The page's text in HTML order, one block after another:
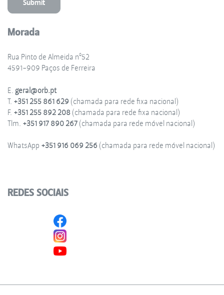
Morada
Rua Pinto de Almeida nº52
4591-909 Paços de Ferreira
E. geral@orb.pt
T. +351 255 861 629 (chamada para rede fixa nacional)
F. +351 255 892 208(chamada para rede fixa nacional)
Tlm. +351 917 890 267(chamada para rede móvel nacional)
WhatsApp +351 916 069 256 (chamada para rede móvel nacional)
REDES SOCIAIS